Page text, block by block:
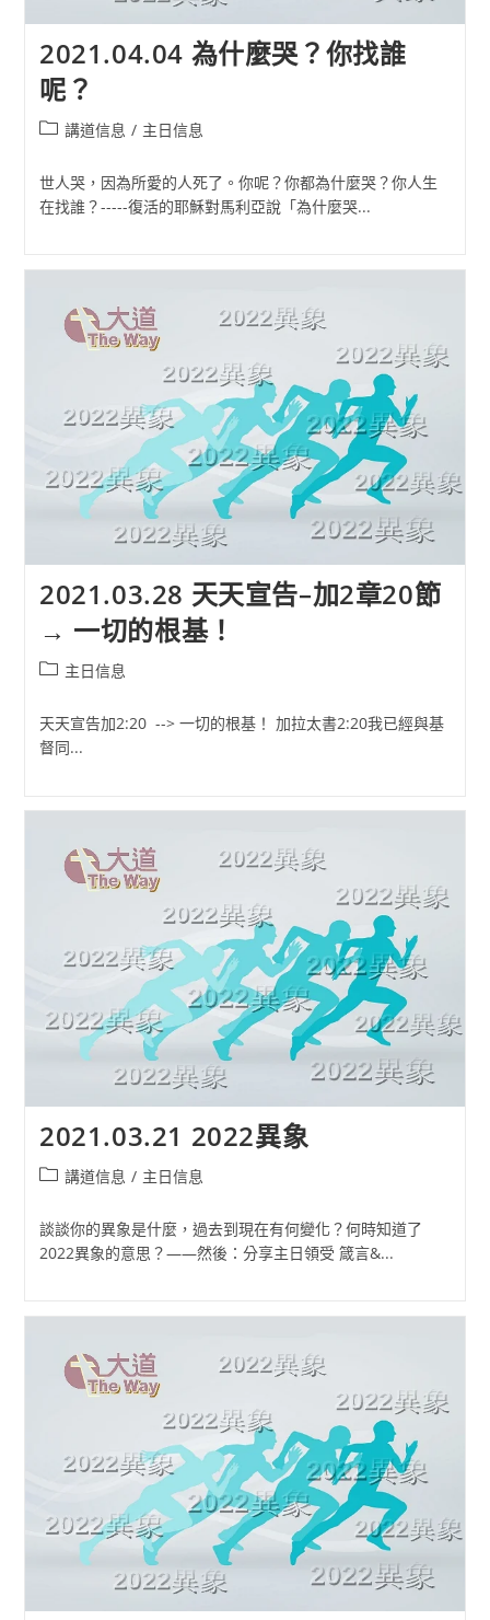
2021.04.04 為什麼哭？你找誰
呢？
Post講道信息 / 主日信息
世人哭，因為所愛的人死了。你呢？你都為什麼哭？你人生
在找誰？-----復活的耶穌對馬利亞說「為什麼哭...
2021.03.28 天天宣告–加2章20節
→ 一切的根基！
Post主日信息
天天宣告加2:20 --> 一切的根基！ 加拉太書2:20我已經與基
督同...
2021.03.21 2022異象
Post講道信息 / 主日信息
談談你的異象是什麼，過去到現在有何變化？何時知道了
2022異象的意思？——然後：分享主日領受 箴言&...